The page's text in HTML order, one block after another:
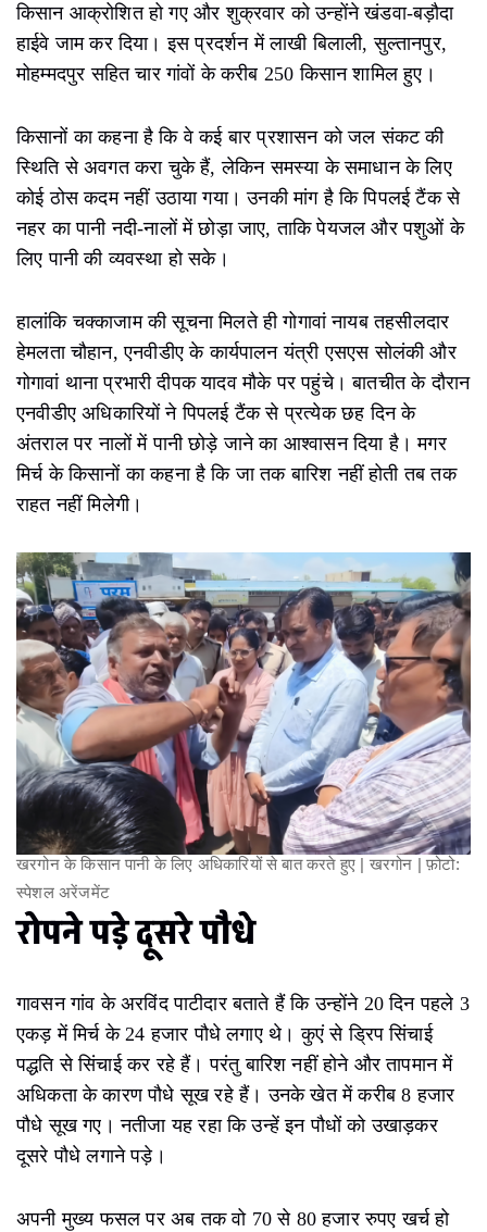
किसान आक्रोशित हो गए और शुक्रवार को उन्होंने खंडवा-बड़ौदा
हाईवे जाम कर दिया। इस प्रदर्शन में लाखी बिलाली, सुल्तानपुर,
मोहम्मदपुर सहित चार गांवों के करीब 250 किसान शामिल हुए।
किसानों का कहना है कि वे कई बार प्रशासन को जल संकट की
स्थिति से अवगत करा चुके हैं, लेकिन समस्या के समाधान के लिए
कोई ठोस कदम नहीं उठाया गया। उनकी मांग है कि पिपलई टैंक से
नहर का पानी नदी-नालों में छोड़ा जाए, ताकि पेयजल और पशुओं के
लिए पानी की व्यवस्था हो सके।
हालांकि चक्काजाम की सूचना मिलते ही गोगावां नायब तहसीलदार
हेमलता चौहान, एनवीडीए के कार्यपालन यंत्री एसएस सोलंकी और
गोगावां थाना प्रभारी दीपक यादव मौके पर पहुंचे। बातचीत के दौरान
एनवीडीए अधिकारियों ने पिपलई टैंक से प्रत्येक छह दिन के
अंतराल पर नालों में पानी छोड़े जाने का आश्वासन दिया है। मगर
मिर्च के किसानों का कहना है कि जा तक बारिश नहीं होती तब तक
राहत नहीं मिलेगी।
खरगोन के किसान पानी के लिए अधिकारियों से बात करते हुए | खरगोन | फ़ोटो:
स्पेशल अरेंजमेंट
रोपने पड़े दूसरे पौधे
गावसन गांव के अरविंद पाटीदार बताते हैं कि उन्होंने 20 दिन पहले 3
एकड़ में मिर्च के 24 हजार पौधे लगाए थे। कुएं से ड्रिप सिंचाई
पद्धति से सिंचाई कर रहे हैं। परंतु बारिश नहीं होने और तापमान में
अधिकता के कारण पौधे सूख रहे हैं। उनके खेत में करीब 8 हजार
पौधे सूख गए। नतीजा यह रहा कि उन्हें इन पौधों को उखाड़कर
दूसरे पौधे लगाने पड़े।
अपनी मुख्य फसल पर अब तक वो 70 से 80 हजार रुपए खर्च हो